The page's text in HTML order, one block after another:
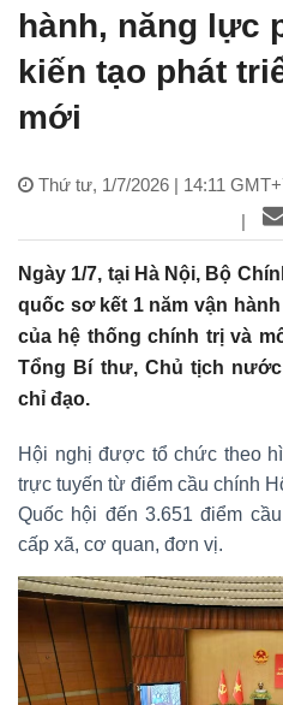
hành, năng lực
kiến tạo phát
mới
Thứ tư, 1/7/2026 | 14:11
|
Ngày 1/7, tại Hà Nội, Bộ
quốc sơ kết 1 năm vận
của hệ thống chính trị và
Tổng Bí thư, Chủ tịch
chỉ đạo.
Hội nghị được tổ chức theo
trực tuyến từ điểm cầu chính
Quốc hội đến 3.651 điểm
cấp xã, cơ quan, đơn vị.